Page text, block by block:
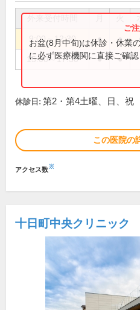
9:00～12:30 ● ●
15:00～17:30 ● ●
お盆(8月中旬)は休診・休業
に必ず医療機関に直接ご確認
休診日: 第2・第4土曜、日、祝
この医院の
アクセス数※
十日町中央クリニック